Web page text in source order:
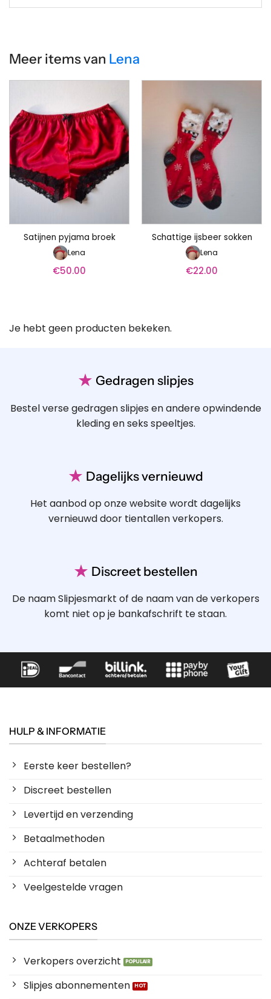
Meer items van Lena
Satijnen pyjama broek
Lena
€50.00
Schattige ijsbeer sokken
Lena
€22.00
Je hebt geen producten bekeken.
★ Gedragen slipjes
Bestel verse gedragen slipjes en andere opwindende
kleding en seks speeltjes.
★ Dagelijks vernieuwd
Het aanbod op onze website wordt dagelijks
vernieuwd door tientallen verkopers.
★ Discreet bestellen
De naam Slipjesmarkt of de naam van de verkopers
komt niet op je bankafschrift te staan.
HULP & INFORMATIE
Eerste keer bestellen?
Discreet bestellen
Levertijd en verzending
Betaalmethoden
Achteraf betalen
Veelgestelde vragen
ONZE VERKOPERS
Verkopers overzicht
Slipjes abonnementen